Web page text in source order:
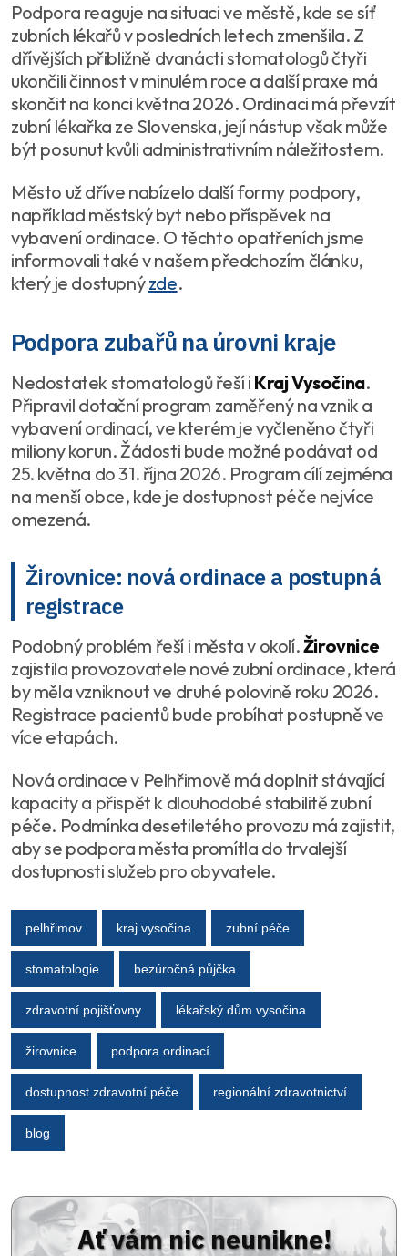
Podpora reaguje na situaci ve městě, kde se síť
zubních lékařů v posledních letech zmenšila. Z
dřívějších přibližně dvanácti stomatologů čtyři
ukončili činnost v minulém roce a další praxe má
skončit na konci května 2026. Ordinaci má převzít
zubní lékařka ze Slovenska, její nástup však může
být posunut kvůli administrativním náležitostem.
Město už dříve nabízelo další formy podpory,
například městský byt nebo příspěvek na
vybavení ordinace. O těchto opatřeních jsme
informovali také v našem předchozím článku,
který je dostupnýzde.
Podpora zubařů na úrovni kraje
Nedostatek stomatologů řeší i Kraj Vysočina.
Připravil dotační program zaměřený na vznik a
vybavení ordinací, ve kterém je vyčleněno čtyři
miliony korun. Žádosti bude možné podávat od
25. května do 31. října 2026. Program cílí zejména
na menší obce, kde je dostupnost péče nejvíce
omezená.
Žirovnice: nová ordinace a postupná
registrace
Podobný problém řeší i města v okolí.Žirovnice
zajistila provozovatele nové zubní ordinace, která
by měla vzniknout ve druhé polovině roku 2026.
Registrace pacientů bude probíhat postupně ve
více etapách.
Nová ordinace v Pelhřimově má doplnit stávající
kapacity a přispět k dlouhodobé stabilitě zubní
péče. Podmínka desetiletého provozu má zajistit,
aby se podpora města promítla do trvalejší
dostupnosti služeb pro obyvatele.
pelhřimov kraj vysočina zubní péče
stomatologie bezúročná půjčka
zdravotní pojišťovny lékařský dům vysočina
žirovnice podpora ordinací
dostupnost zdravotní péče regionální zdravotnictví
blog
Ať vám nic neunikne!